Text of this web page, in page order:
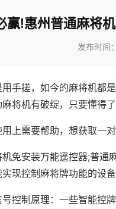
赢!惠州普通麻将
发布时间
手搓，如今的麻将机都
将机有破绽，只要懂得
上需要帮助，想获取一
免安装万能遥控器;普通
现控制麻将牌功能的设备
控制原理：一些智能控